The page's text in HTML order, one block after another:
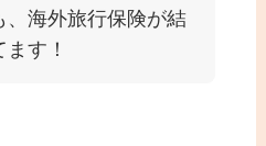
、海外旅行保険が結
す！